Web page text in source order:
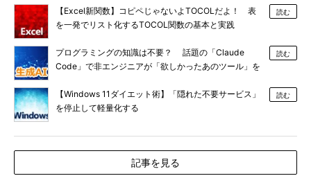
【Excel新関数】コピペじゃないよTOCOLだよ！ 表
を一発でリスト化するTOCOL関数の基本と実践
読む
プログラミングの知識は不要？ 話題の「Claude
Code」で非エンジニアが「欲しかったあのツール」を
読む
【Windows 11ダイエット術】「隠れた不要サービス」
を停止して軽量化する
読む
記事を見る